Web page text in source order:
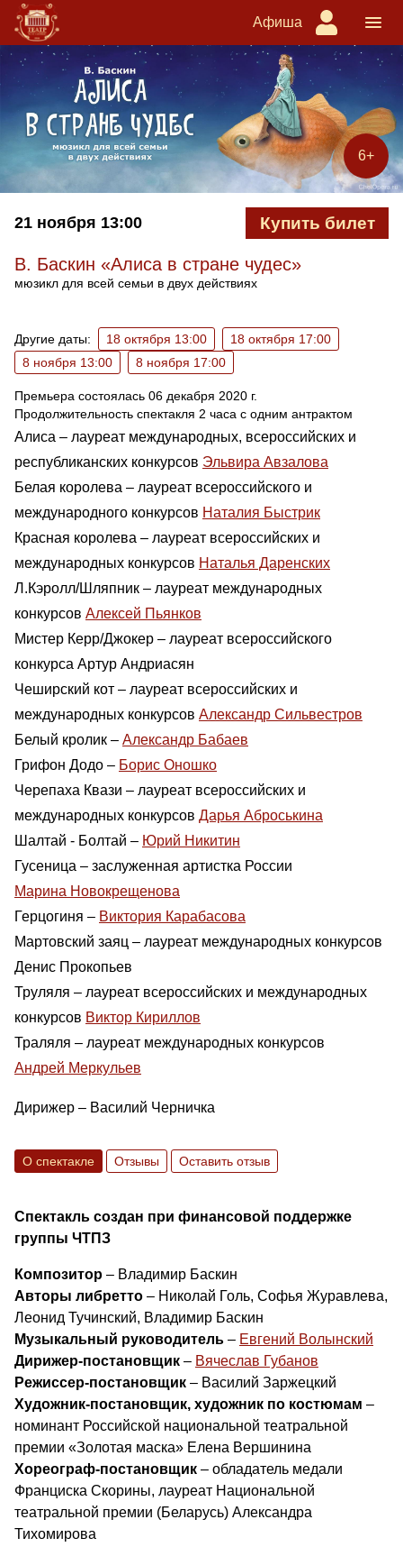
Афиша
6+
21 ноября 13:00 Купить билет
В. Баскин «Алиса в стране чудес»
мюзикл для всей семьи в двух действиях
Другие даты: 18 октября 13:00
18 октября 17:00
8 ноября 13:00
8 ноября 17:00
Премьера состоялась 06 декабря 2020 г.
Продолжительность спектакля 2 часа с одним антрактом
Алиса – лауреат международных, всероссийских и
республиканских конкурсов Эльвира Авзалова
Белая королева – лауреат всероссийского и
международного конкурсов Наталия Быстрик
Красная королева – лауреат всероссийских и
международных конкурсов Наталья Даренских
Л.Кэролл/Шляпник – лауреат международных
конкурсов Алексей Пьянков
Мистер Керр/Джокер – лауреат всероссийского
конкурса Артур Андриасян
Чеширский кот – лауреат всероссийских и
международных конкурсов Александр Сильвестров
Белый кролик – Александр Бабаев
Грифон Додо – Борис Оношко
Черепаха Квази – лауреат всероссийских и
международных конкурсов Дарья Аброськина
Шалтай - Болтай – Юрий Никитин
Гусеница – заслуженная артистка России
Марина Новокрещенова
Герцогиня – Виктория Карабасова
Мартовский заяц – лауреат международных конкурсов
Денис Прокопьев
Труляля – лауреат всероссийских и международных
конкурсов Виктор Кириллов
Траляля – лауреат международных конкурсов
Андрей Меркульев
Дирижер – Василий Черничка
О спектакле Отзывы Оставить отзыв
Cпектакль создан при финансовой поддержке
группы ЧТПЗ
Композитор – Владимир Баскин
Авторы либретто – Николай Голь, Софья Журавлева,
Леонид Тучинский, Владимир Баскин
Музыкальный руководитель – Евгений Волынский
Дирижер-постановщик – Вячеслав Губанов
Режиссер-постановщик – Василий Заржецкий
Художник-постановщик, художник по костюмам –
номинант Российской национальной театральной
премии «Золотая маска» Елена Вершинина
Хореограф-постановщик – обладатель медали
Франциска Скорины, лауреат Национальной
театральной премии (Беларусь) Александра
Тихомирова